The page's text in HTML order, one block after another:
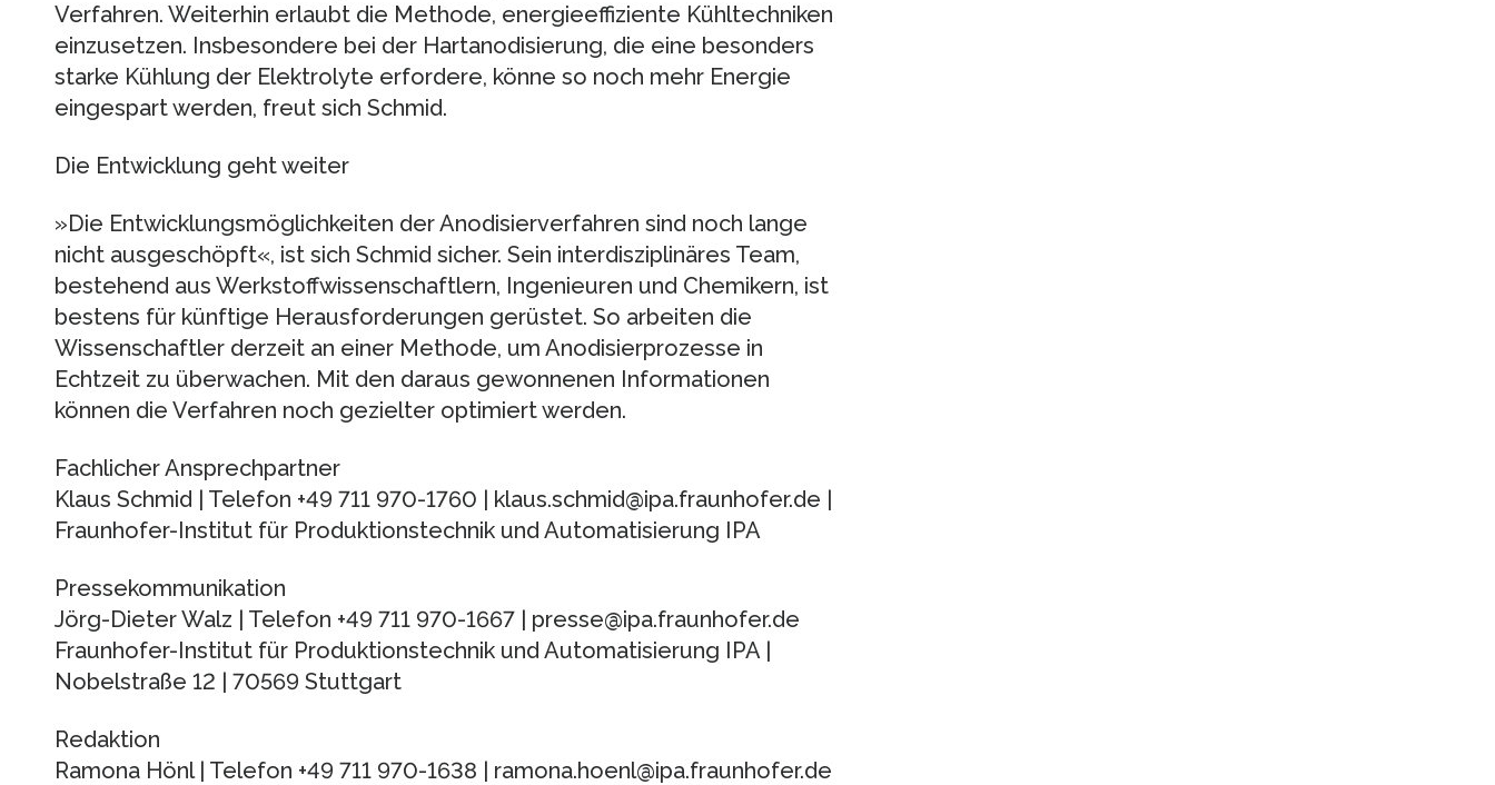
Verfahren. Weiterhin erlaubt die Methode, energieeffiziente Kühltechniken
einzusetzen. Insbesondere bei der Hartanodisierung, die eine besonders
starke Kühlung der Elektrolyte erfordere, könne so noch mehr Energie
eingespart werden, freut sich Schmid.
Die Entwicklung geht weiter
»Die Entwicklungsmöglichkeiten der Anodisierverfahren sind noch lange
nicht ausgeschöpft«, ist sich Schmid sicher. Sein interdisziplinäres Team,
bestehend aus Werkstoffwissenschaftlern, Ingenieuren und Chemikern, ist
bestens für künftige Herausforderungen gerüstet. So arbeiten die
Wissenschaftler derzeit an einer Methode, um Anodisierprozesse in
Echtzeit zu überwachen. Mit den daraus gewonnenen Informationen
können die Verfahren noch gezielter optimiert werden.
Fachlicher Ansprechpartner
Klaus Schmid | Telefon +49 711 970-1760 | klaus.schmid@ipa.fraunhofer.de |
Fraunhofer-Institut für Produktionstechnik und Automatisierung IPA
Pressekommunikation
Jörg-Dieter Walz | Telefon +49 711 970-1667 | presse@ipa.fraunhofer.de
Fraunhofer-Institut für Produktionstechnik und Automatisierung IPA |
Nobelstraße 12 | 70569 Stuttgart
Redaktion
Ramona Hönl | Telefon +49 711 970-1638 | ramona.hoenl@ipa.fraunhofer.de